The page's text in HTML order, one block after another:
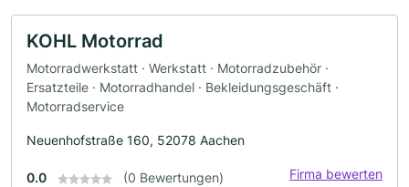
KOHL Motorrad
Motorradwerkstatt · Werkstatt · Motorradzubehör ·
Ersatzteile · Motorradhandel · Bekleidungsgeschäft ·
Motorradservice
Neuenhofstraße 160, 52078 Aachen
0.0 (0 Bewertungen) Firma bewerten